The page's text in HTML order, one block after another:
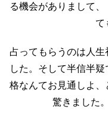
る機会がありまして
て
占ってもらうのは人
した。そして半信半
格なんてお見通しよ
驚きました